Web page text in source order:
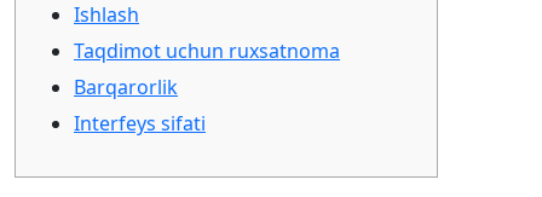
Ishlash
Taqdimot uchun ruxsatnoma
Barqarorlik
Interfeys sifati